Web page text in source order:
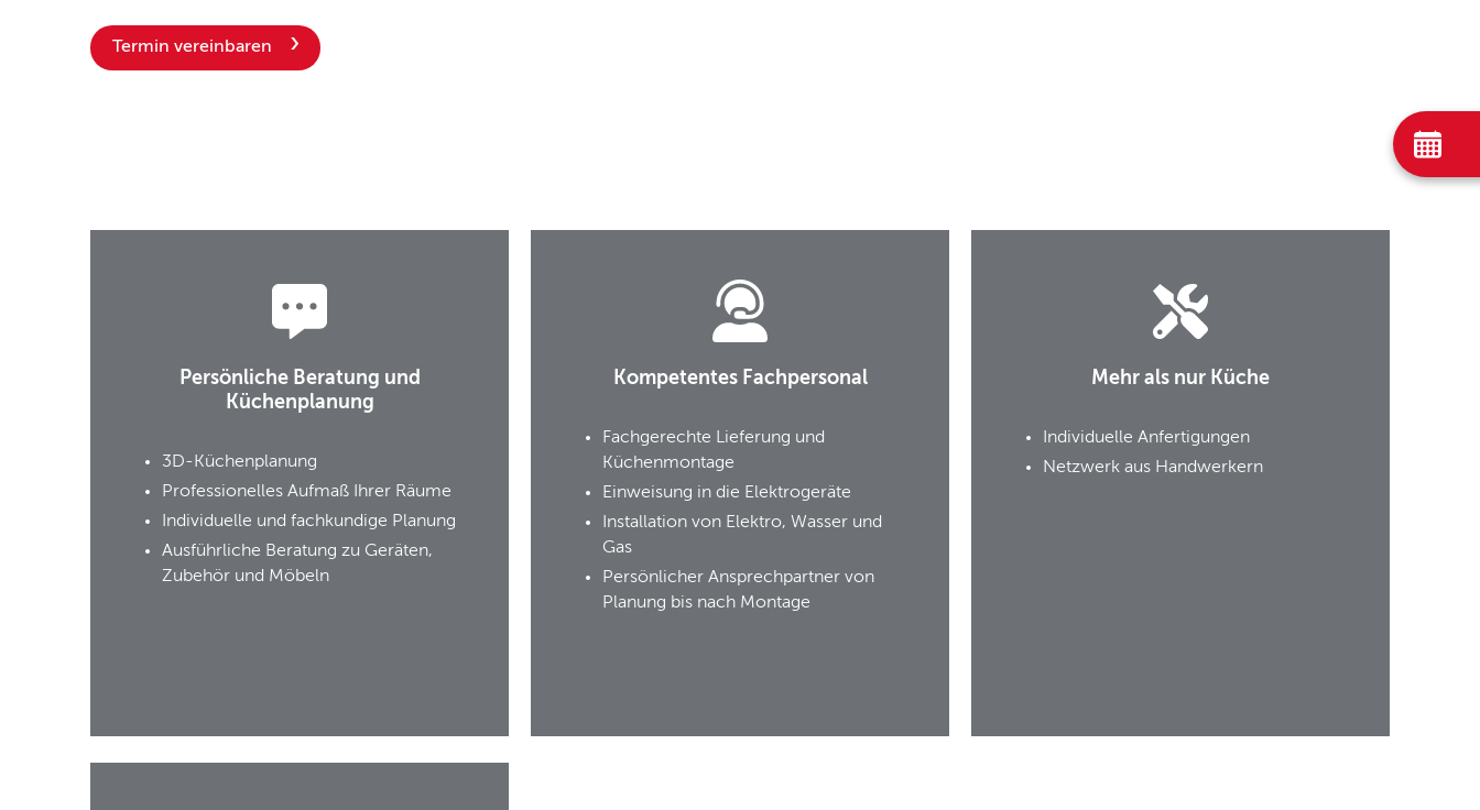
Termin vereinbaren
Persönliche Beratung und
Küchenplanung
3D-Küchenplanung
Professionelles Aufmaß Ihrer Räume
Individuelle und fachkundige Planung
Ausführliche Beratung zu Geräten,
Zubehör und Möbeln
Kompetentes Fachpersonal
Fachgerechte Lieferung und
Küchenmontage
Einweisung in die Elektrogeräte
Installation von Elektro, Wasser und
Gas
Persönlicher Ansprechpartner von
Planung bis nach Montage
Mehr als nur Küche
Individuelle Anfertigungen
Netzwerk aus Handwerkern